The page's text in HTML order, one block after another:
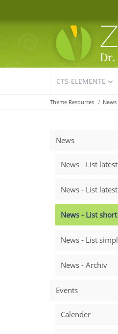
überspringen
CTS-ELEMENTE
Theme Resources News
News
News - List
News - List latest
News - List short
News - List
News - Archiv
Events
Calender